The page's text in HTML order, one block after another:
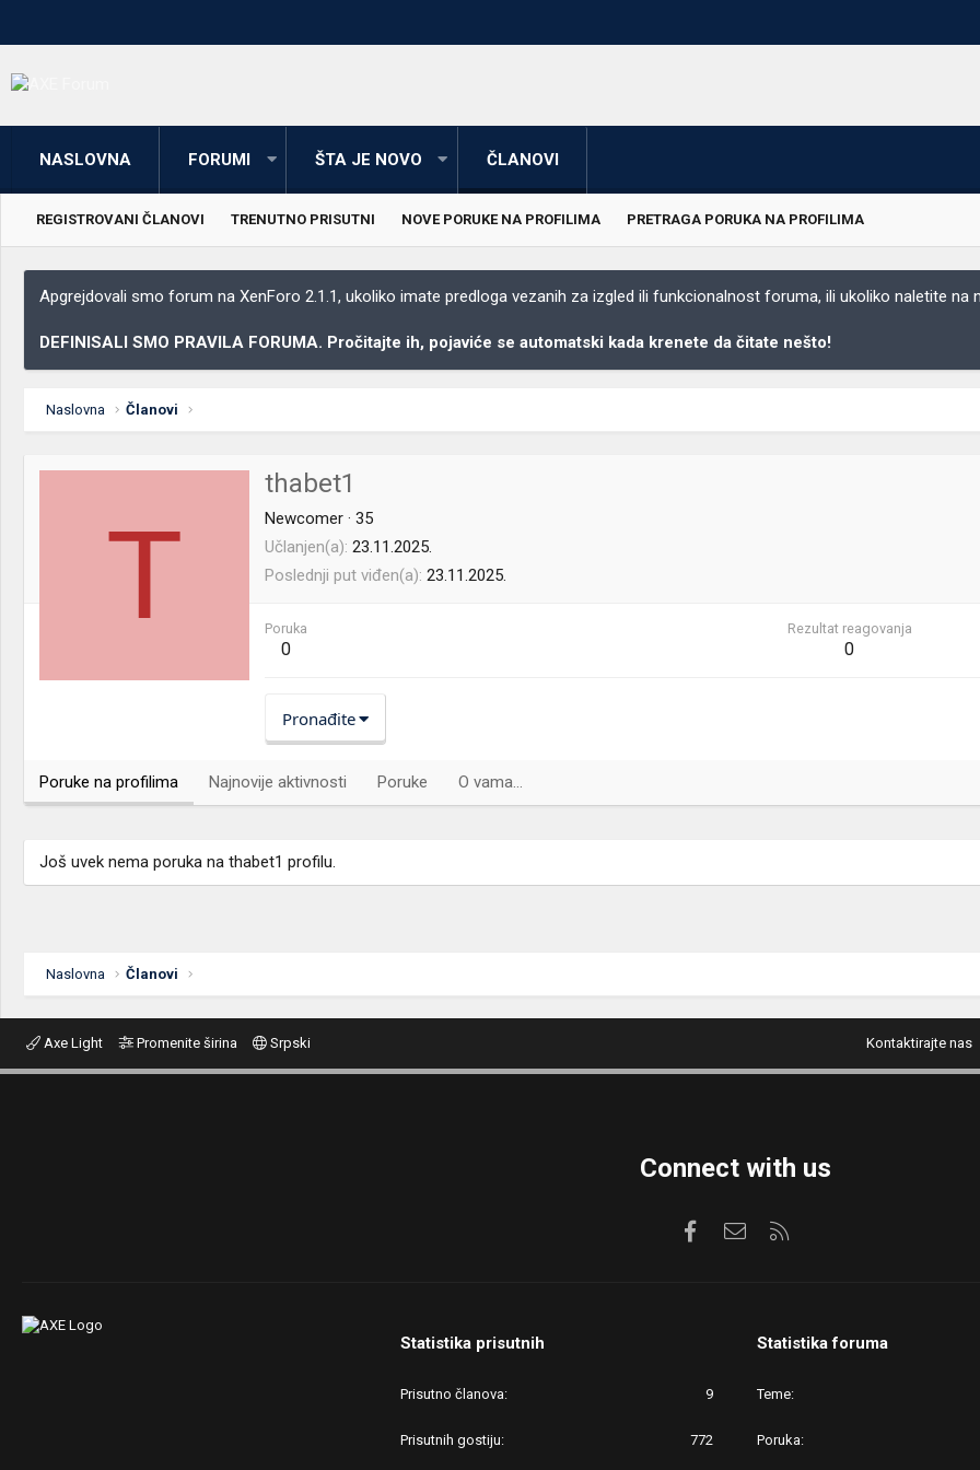
NASLOVNA FORUMI ŠTA JE NOVO ČLANOVI
REGISTROVANI ČLANOVI TRENUTNO PRISUTNI NOVE PORUKE NA PROFILIMA PRETRAGA PORUKA NA PROFILIMA
Apgrejdovali smo forum na XenForo 2.1.1, ukoliko imate predloga vezanih za izgled ili funkcionalnost foruma, ili ukoliko naletite na
DEFINISALI SMO PRAVILA FORUMA. Pročitajte ih, pojaviće se automatski kada krenete da čitate nešto!
Naslovna Članovi
T
thabet1
Newcomer · 35
Učlanjen(a) 23.11.2025.
Poslednji put viđen(a) 23.11.2025.
Poruka
0
Rezultat reagovanja
0
Pronađite
Poruke na profilima Najnovije aktivnosti Poruke O vama...
Još uvek nema poruka na thabet1 profilu.
Naslovna Članovi
Axe Light Promenite širina Srpski Kontaktirajte nas
Connect with us
FacebookKontaktirajte nas
Statistika prisutnih
Prisutno članova 9
Prisutnih gostiju 772
Statistika foruma
Teme
Poruka